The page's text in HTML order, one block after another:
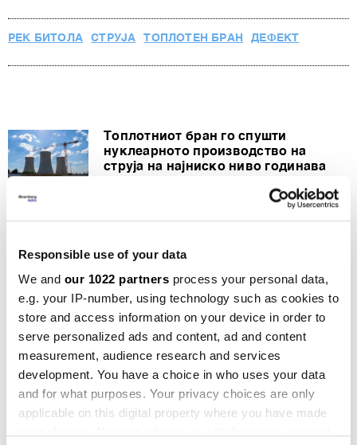
Responsible use of your data
We and our 1022 partners process your personal data,
e.g. your IP-number, using technology such as cookies to
store and access information on your device in order to
serve personalized ads and content, ad and content
measurement, audience research and services
development. You have a choice in who uses your data
and for what purposes. Your privacy choices are only
applicable on this digital property where you have made
РЕК БИТОЛА СТРУЈА ТОПЛОТЕН БРАН ДЕФЕКТ
Топлотниот бран го спушти
нуклеарното производство на
струја на најниско ниво годинава
Топлотниот бран ги урива
Европа
Европскиот топлотен бран ги враќа
цените на струјата во Франција на
максимумот од 2023 година
16.06.2026
Цените на струјата отидоа во минус
поради топлотниот бран